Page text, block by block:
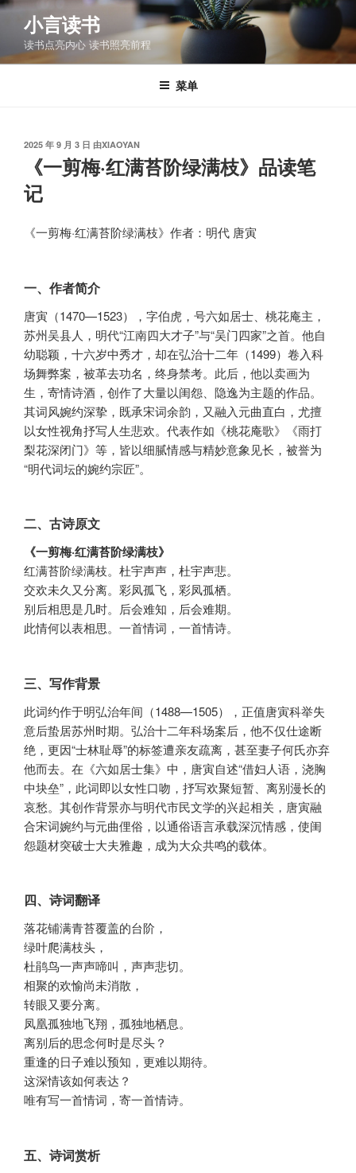
跳
容
小言读书
读书点亮内心 读书照亮前程
菜单
发
2025 年 9 月 3 日 由XIAOYAN
《一剪梅·红满苔阶绿满枝》品读笔
记
《一剪梅·红满苔阶绿满枝》作者：明代 唐寅
一、作者简介
唐寅（1470—1523），字伯虎，号六如居士、桃花庵主，
苏州吴县人，明代“江南四大才子”与“吴门四家”之首。他自
幼聪颖，十六岁中秀才，却在弘治十二年（1499）卷入科
场舞弊案，被革去功名，终身禁考。此后，他以卖画为
生，寄情诗酒，创作了大量以闺怨、隐逸为主题的作品。
其词风婉约深挚，既承宋词余韵，又融入元曲直白，尤擅
以女性视角抒写人生悲欢。代表作如《桃花庵歌》《雨打
梨花深闭门》等，皆以细腻情感与精妙意象见长，被誉为
“明代词坛的婉约宗匠”。
二、古诗原文
《一剪梅·红满苔阶绿满枝》
红满苔阶绿满枝。杜宇声声，杜宇声悲。
交欢未久又分离。彩凤孤飞，彩凤孤栖。
别后相思是几时。后会难知，后会难期。
此情何以表相思。一首情词，一首情诗。
三、写作背景
此词约作于明弘治年间（1488—1505），正值唐寅科举失
意后蛰居苏州时期。弘治十二年科场案后，他不仅仕途断
绝，更因“士林耻辱”的标签遭亲友疏离，甚至妻子何氏亦弃
他而去。在《六如居士集》中，唐寅自述“借妇人语，浇胸
中块垒”，此词即以女性口吻，抒写欢聚短暂、离别漫长的
哀愁。其创作背景亦与明代市民文学的兴起相关，唐寅融
合宋词婉约与元曲俚俗，以通俗语言承载深沉情感，使闺
怨题材突破士大夫雅趣，成为大众共鸣的载体。
四、诗词翻译
落花铺满青苔覆盖的台阶，
绿叶爬满枝头，
杜鹃鸟一声声啼叫，声声悲切。
相聚的欢愉尚未消散，
转眼又要分离。
凤凰孤独地飞翔，孤独地栖息。
离别后的思念何时是尽头？
重逢的日子难以预知，更难以期待。
这深情该如何表达？
唯有写一首情词，寄一首情诗。
五、诗词赏析